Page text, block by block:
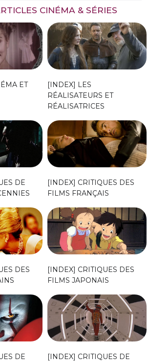
CINÉMA & SÉRIES
ET
[INDEX] LES
RÉALISATEURS ET
RÉALISATRICES
DE
[INDEX] CRITIQUES DES
FILMS FRANÇAIS
DES
[INDEX] CRITIQUES DES
FILMS JAPONAIS
DE
[INDEX] CRITIQUES DE